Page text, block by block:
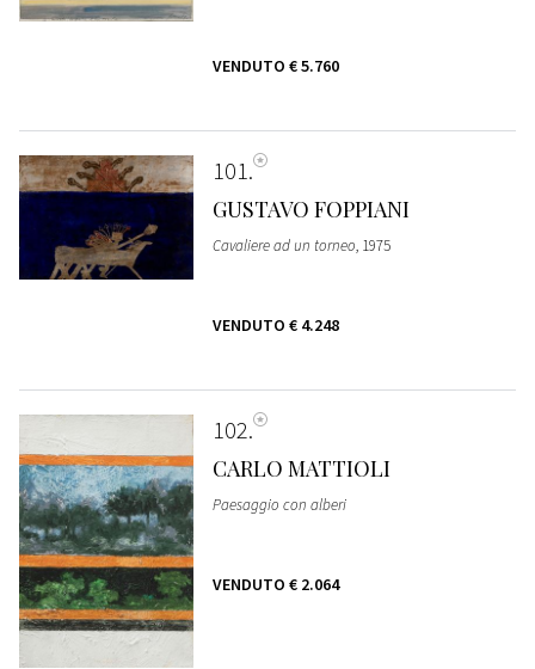
VENDUTO € 5.760
101
GUSTAVO FOPPIANI
Cavaliere ad un torneo, 1975
VENDUTO € 4.248
102
CARLO MATTIOLI
Paesaggio con alberi
VENDUTO € 2.064